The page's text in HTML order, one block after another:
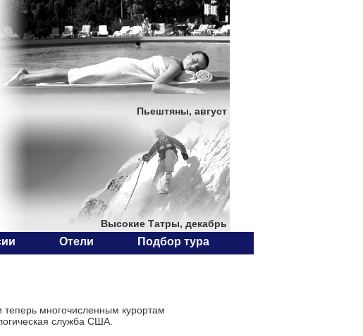
Пьештяны, август
Высокие Татры, декабрь
Отели Подбор тура
многочисленным курортам
служба США.